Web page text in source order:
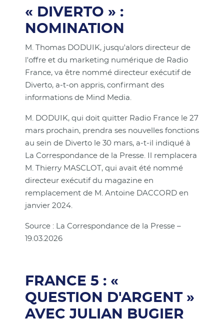
« DIVERTO » :
NOMINATION
M. Thomas DODUIK, jusqu'alors directeur de
l'offre et du marketing numérique de Radio
France, va être nommé directeur exécutif de
Diverto, a-t-on appris, confirmant des
informations de Mind Media.
M. DODUIK, qui doit quitter Radio France le 27
mars prochain, prendra ses nouvelles fonctions
au sein de Diverto le 30 mars, a-t-il indiqué à
La Correspondance de la Presse. Il remplacera
M. Thierry MASCLOT, qui avait été nommé
directeur exécutif du magazine en
remplacement de M. Antoine DACCORD en
janvier 2024.
Source : La Correspondance de la Presse –
19.03.2026
FRANCE 5 : «
QUESTION D'ARGENT »
AVEC JULIAN BUGIER